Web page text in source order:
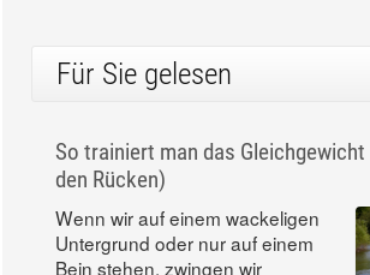
Für Sie gelesen
So trainiert man das Gleichgewicht
den Rücken)
Wenn wir auf einem wackeligen
Untergrund oder nur auf einem
Bein stehen, zwingen wir